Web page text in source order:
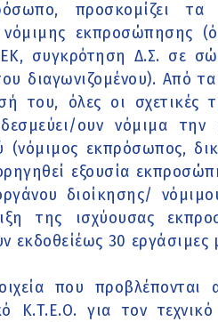
προσκομίζει
εκπροσώπησης
συγκρότηση Δ.Σ. σε
διαγωνιζομένου). Από
του, όλες οι σχετικές
ουν νόμιμα την
(νόμιμος εκπρόσωπος,
εξουσία
διοίκησης/
της ισχύουσας
30 εργάσιμες
που προβλέπονται
Κ.Τ.Ε.Ο. για τον